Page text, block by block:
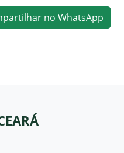
no WhatsApp